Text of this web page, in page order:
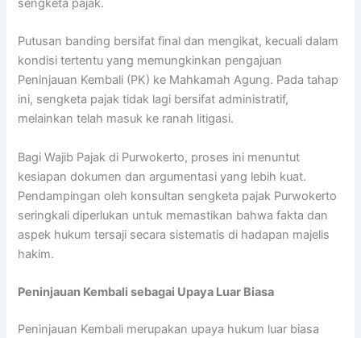
sengketa pajak.
Putusan banding bersifat final dan mengikat, kecuali dalam
kondisi tertentu yang memungkinkan pengajuan
Peninjauan Kembali (PK) ke Mahkamah Agung. Pada tahap
ini, sengketa pajak tidak lagi bersifat administratif,
melainkan telah masuk ke ranah litigasi.
Bagi Wajib Pajak di Purwokerto, proses ini menuntut
kesiapan dokumen dan argumentasi yang lebih kuat.
Pendampingan oleh konsultan sengketa pajak Purwokerto
seringkali diperlukan untuk memastikan bahwa fakta dan
aspek hukum tersaji secara sistematis di hadapan majelis
hakim.
Peninjauan Kembali sebagai Upaya Luar Biasa
Peninjauan Kembali merupakan upaya hukum luar biasa